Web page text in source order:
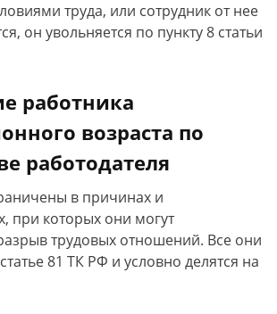
труда, или сотрудник от нее
он увольняется по пункту 8 статьи
работника
возраста по
работодателя
в причинах и
при которых они могут
трудовых отношений. Все они
81 ТК РФ и условно делятся на